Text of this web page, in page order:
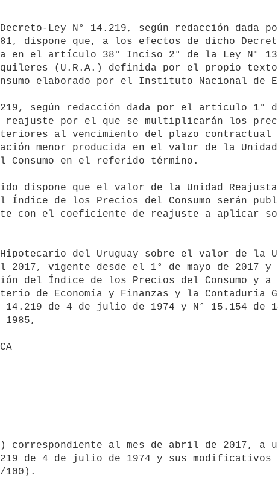
dispone que, a los efectos de dicho
en el artículo 38° Inciso 2° de la Ley N°
(U.R.A.) definida por el propio
elaborado por el Instituto Nacional de
reajuste por el que se multiplicarán los
al vencimiento del plazo
menor producida en el valor de la
en el referido término.
de los Precios del Consumo serán
con el coeficiente de reajuste a aplicar
vigente desde el 1° de mayo de 2017
del Índice de los Precios del Consumo y a
de Economía y Finanzas y la Contaduría
14.219 de 4 de julio de 1974 y N° 15.154 de
de 4 de julio de 1974 y sus modificativos